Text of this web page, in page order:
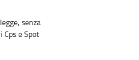
senza
e Spot